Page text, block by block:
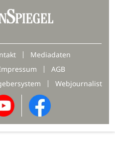
Mediadaten
AGB
Webjournalist